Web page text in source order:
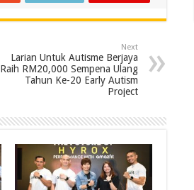
Next
Larian Untuk Autisme Berjaya
Raih RM20,000 Sempena Ulang
Tahun Ke-20 Early Autism
Project